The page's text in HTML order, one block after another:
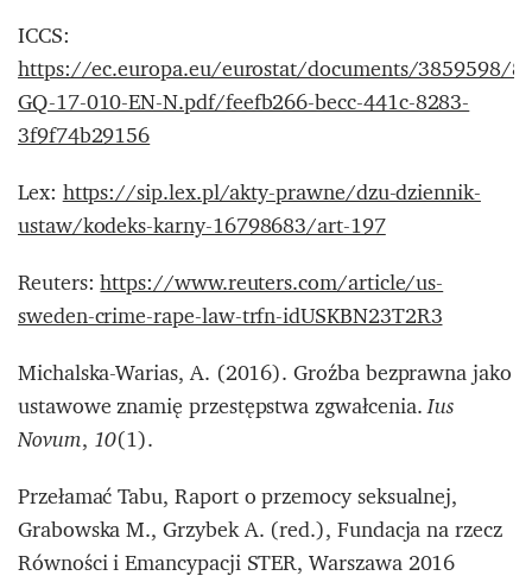
ICCS:
https://ec.europa.eu/eurostat/documents/3859598/
GQ-17-010-EN-N.pdf/feefb266-becc-441c-8283-
3f9f74b29156
Lex:https://sip.lex.pl/akty-prawne/dzu-dziennik-
ustaw/kodeks-karny-16798683/art-197
Reuters:https://www.reuters.com/article/us-
sweden-crime-rape-law-trfn-idUSKBN23T2R3
Michalska-Warias, A. (2016). Groźba bezprawna jako
ustawowe znamię przestępstwa zgwałcenia.Ius
Novum, 10(1).
Przełamać Tabu, Raport o przemocy seksualnej,
Grabowska M., Grzybek A. (red.), Fundacja na rzecz
Równości i Emancypacji STER, Warszawa 2016